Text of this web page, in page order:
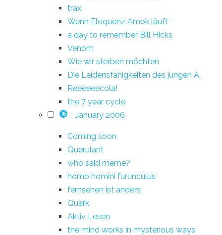
trax
Wenn Eloquenz Amok läuft
a day to remember Bill Hicks
Venom
Wie wir sterben möchten
Die Leidensfähigkeiten des jungen A.
Reeeeeecola!
the 7 year cycle
16 January 2006
Coming soon
Querulant
who said meme?
homo homini furunculus
fernsehen ist anders
Quark
Aktiv Lesen
the mind works in mysterious ways